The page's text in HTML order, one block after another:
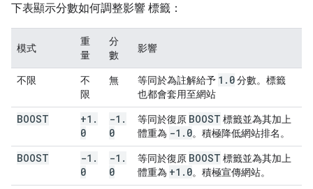
下表顯示分數如何調整影響 標籤：
模式
重
量
分
數
影響
不限
不
限
無 等同於為註解給予 1 . 0分數。標籤
也都會套用至網站
BOOST +1 .
0
-1 .
0
等同於復原 BOOST 標籤並為其加上
體重為 -1 . 0。積極降低網站排名。
BOOST -1 .
0
-1 .
0
等同於復原 BOOST 標籤並為其加上
體重為 +1 . 0。積極宣傳網站。